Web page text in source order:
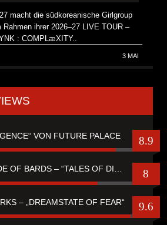
macht die südkoreanische Girlgroup
ihrer 2026–27 LIVE TOUR –
: COMPLæXITY..
3 MAI
VON FUTURE PALACE 8.9
REVIEW: CRUSADE OF BARDS – “TALES OF DISTANT WORLDS“ 8
– „DREAMSTATE OF FEAR“ 9.6